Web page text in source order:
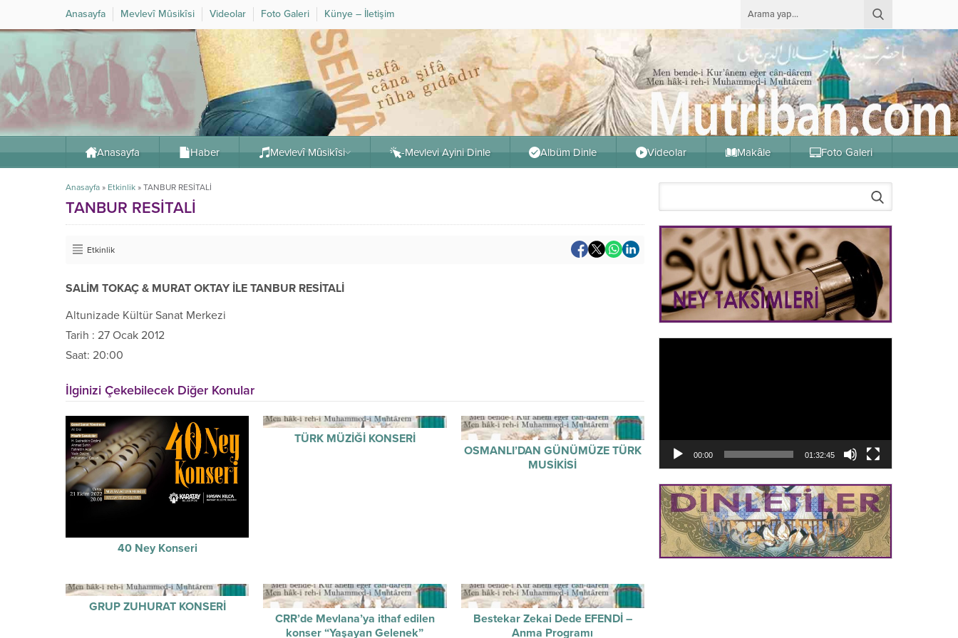
Anasayfa Mevlevî Mûsikîsi Videolar Foto Galeri Künye – İletişim
Anasayfa Haber Mevlevî Mûsikîsi -Mevlevi Ayini Dinle Albüm Dinle Videolar Makâle Foto Galeri
Anasayfa » Etkinlik » TANBUR RESİTALİ
TANBUR RESİTALİ
Etkinlik
SALİM TOKAÇ & MURAT OKTAY İLE TANBUR RESİTALİ
Altunizade Kültür Sanat Merkezi
Tarih : 27 Ocak 2012
Saat: 20:00
İlginizi Çekebilecek Diğer Konular
40 Ney Konseri
TÜRK MÜZİĞİ KONSERİ
OSMANLI’DAN GÜNÜMÜZE TÜRK
MUSİKİSİ
GRUP ZUHURAT KONSERİ
CRR’de Mevlana’ya ithaf edilen
konser “Yaşayan Gelenek”
Bestekar Zekai Dede EFENDİ –
Anma Programı
00:00 01:32:45